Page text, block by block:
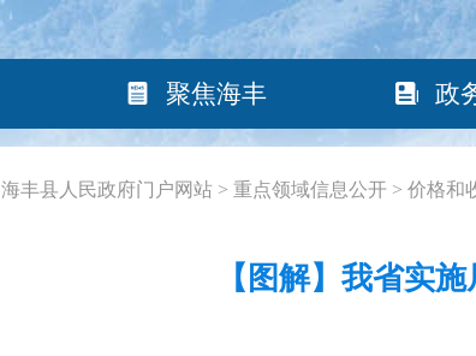
聚焦海丰 政
海丰县人民政府门户网站 > 重点领域信息公开 > 价格和
【图解】我省实